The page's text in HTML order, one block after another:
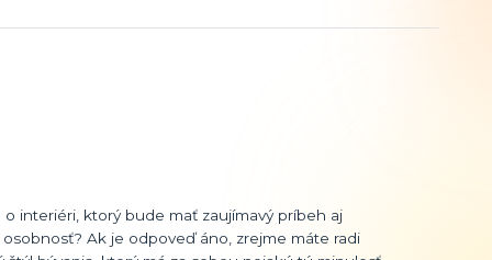
o interiéri, ktorý bude mať zaujímavý príbeh aj
Ak je odpoveď áno, zrejme máte radi